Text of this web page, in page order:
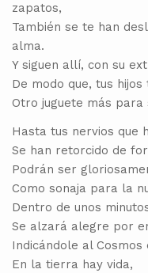
zapatos,
También se te han
alma.
Y siguen allí, con su
De modo que, tus hijos
Otro juguete más para
Hasta tus nervios que
Se han retorcido de
Podrán ser
Como sonaja para la
Dentro de unos
Se alzará alegre por
Indicándole al
En la tierra hay vida,